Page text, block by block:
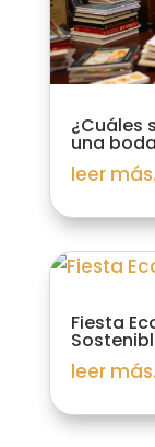
¿Cuáles
una
leer
Fiesta
leer